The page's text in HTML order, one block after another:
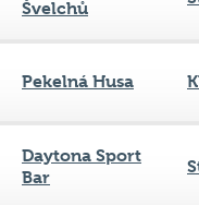
Švelchů
Pekelná Husa
Daytona Sport
Bar